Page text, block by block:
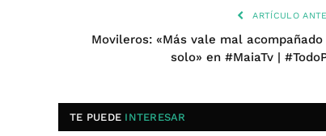
ARTÍCULO
Movileros: «Más vale mal acompañado
solo» en #MaiaTv |
TE PUEDE INTERESAR